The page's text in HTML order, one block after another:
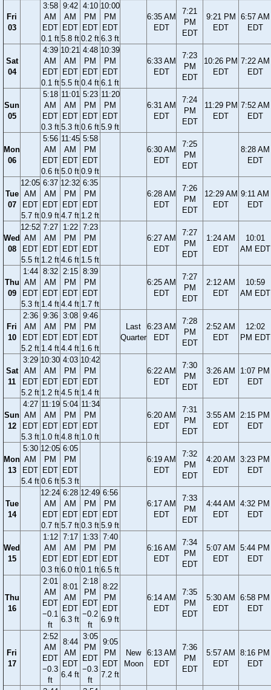
Fri
03
3:58
AM
EDT
0.1 ft
9:42
AM
EDT
5.8 ft
4:10
PM
EDT
0.2 ft
10:00
PM
EDT
6.3 ft
6:35 AM
EDT
7:21
PM
EDT
9:21 PM
EDT
6:57 AM
EDT
Sat
04
4:39
AM
EDT
0.1 ft
10:21
AM
EDT
5.5 ft
4:48
PM
EDT
0.4 ft
10:39
PM
EDT
6.1 ft
6:33 AM
EDT
7:23
PM
EDT
10:26 PM
EDT
7:22 AM
EDT
Sun
05
5:18
AM
EDT
0.3 ft
11:01
AM
EDT
5.3 ft
5:23
PM
EDT
0.6 ft
11:20
PM
EDT
5.9 ft
6:31 AM
EDT
7:24
PM
EDT
11:29 PM
EDT
7:52 AM
EDT
Mon
06
5:56
AM
EDT
0.6 ft
11:45
AM
EDT
5.0 ft
5:58
PM
EDT
0.9 ft
6:30 AM
EDT
7:25
PM
EDT
8:28 AM
EDT
Tue
07
12:05
AM
EDT
5.7 ft
6:37
AM
EDT
0.9 ft
12:32
PM
EDT
4.7 ft
6:35
PM
EDT
1.2 ft
6:28 AM
EDT
7:26
PM
EDT
12:29 AM
EDT
9:11 AM
EDT
Wed
08
12:52
AM
EDT
5.5 ft
7:27
AM
EDT
1.2 ft
1:22
PM
EDT
4.6 ft
7:23
PM
EDT
1.5 ft
6:27 AM
EDT
7:27
PM
EDT
1:24 AM
EDT
10:01
AM EDT
Thu
09
1:44
AM
EDT
5.3 ft
8:32
AM
EDT
1.4 ft
2:15
PM
EDT
4.4 ft
8:39
PM
EDT
1.7 ft
6:25 AM
EDT
7:27
PM
EDT
2:12 AM
EDT
10:59
AM EDT
Fri
10
2:36
AM
EDT
5.2 ft
9:36
AM
EDT
1.4 ft
3:08
PM
EDT
4.4 ft
9:46
PM
EDT
1.6 ft
Last
Quarter
6:23 AM
EDT
7:28
PM
EDT
2:52 AM
EDT
12:02
PM EDT
Sat
11
3:29
AM
EDT
5.2 ft
10:30
AM
EDT
1.2 ft
4:03
PM
EDT
4.5 ft
10:42
PM
EDT
1.4 ft
6:22 AM
EDT
7:30
PM
EDT
3:26 AM
EDT
1:07 PM
EDT
Sun
12
4:27
AM
EDT
5.3 ft
11:19
AM
EDT
1.0 ft
5:04
PM
EDT
4.8 ft
11:34
PM
EDT
1.0 ft
6:20 AM
EDT
7:31
PM
EDT
3:55 AM
EDT
2:15 PM
EDT
Mon
13
5:30
AM
EDT
5.4 ft
12:05
PM
EDT
0.6 ft
6:05
PM
EDT
5.3 ft
6:19 AM
EDT
7:32
PM
EDT
4:20 AM
EDT
3:23 PM
EDT
Tue
14
12:24
AM
EDT
0.7 ft
6:28
AM
EDT
5.7 ft
12:49
PM
EDT
0.3 ft
6:56
PM
EDT
5.9 ft
6:17 AM
EDT
7:33
PM
EDT
4:44 AM
EDT
4:32 PM
EDT
Wed
15
1:12
AM
EDT
0.3 ft
7:17
AM
EDT
6.0 ft
1:33
PM
EDT
0.1 ft
7:40
PM
EDT
6.5 ft
6:16 AM
EDT
7:34
PM
EDT
5:07 AM
EDT
5:44 PM
EDT
Thu
16
2:01
AM
EDT
−0.1
ft
8:01
AM
EDT
6.3 ft
2:18
PM
EDT
−0.2
ft
8:22
PM
EDT
6.9 ft
6:14 AM
EDT
7:35
PM
EDT
5:30 AM
EDT
6:58 PM
EDT
Fri
17
2:52
AM
EDT
−0.3
ft
8:44
AM
EDT
6.4 ft
3:05
PM
EDT
−0.3
ft
9:05
PM
EDT
7.2 ft
New
Moon
6:13 AM
EDT
7:36
PM
EDT
5:57 AM
EDT
8:16 PM
EDT